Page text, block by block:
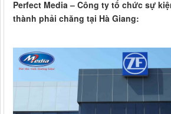
Perfect Media – Công ty tổ chức sự
thành phải chăng tại Hà Giang: